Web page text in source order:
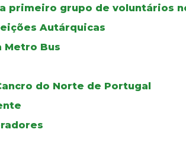
primeiro grupo de voluntários
Autárquicas
Metro Bus
do Norte de Portugal